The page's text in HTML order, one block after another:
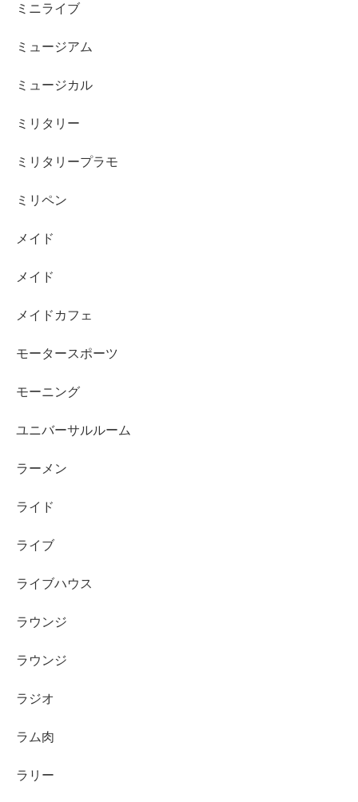
ミニライブ
ミュージアム
ミュージカル
ミリタリー
ミリタリープラモ
ミリペン
メイド
メイド
メイドカフェ
モータースポーツ
モーニング
ユニバーサルルーム
ラーメン
ライド
ライブ
ライブハウス
ラウンジ
ラウンジ
ラジオ
ラム肉
ラリー